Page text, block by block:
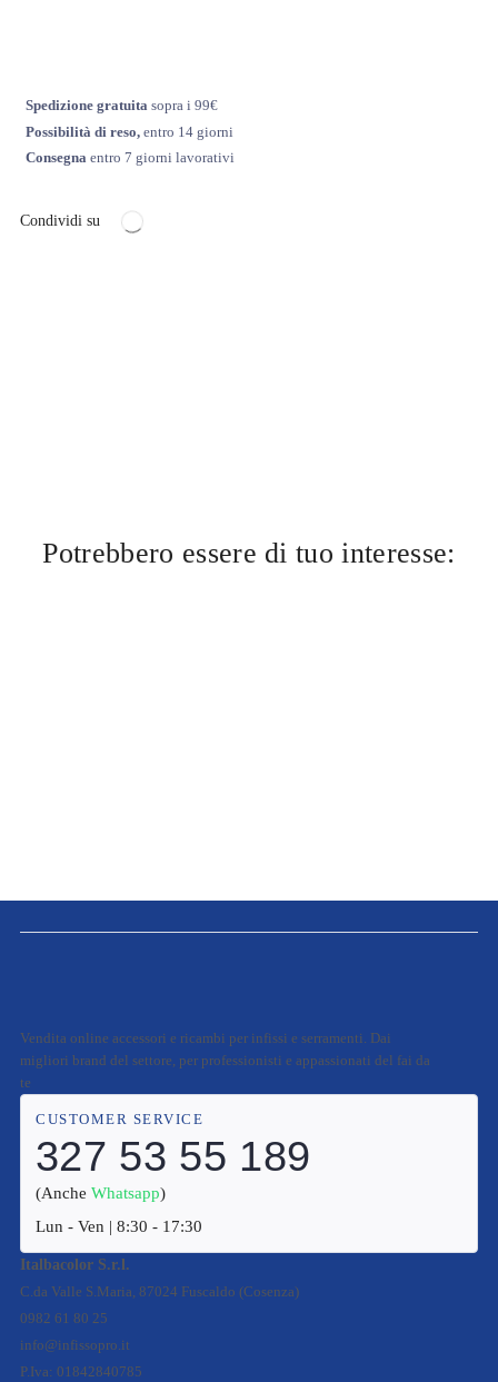
Spedizione gratuita sopra i 99€
Possibilità di reso, entro 14 giorni
Consegna entro 7 giorni lavorativi
Condividi su
Potrebbero essere di tuo interesse:
Vendita online accessori e ricambi per infissi e serramenti. Dai
migliori brand del settore, per professionisti e appassionati del fai da
te
CUSTOMER SERVICE
327 53 55 189
(AncheWhatsapp)
Lun - Ven | 8:30 - 17:30
Italbacolor S.r.l.
C.da Valle S.Maria, 87024 Fuscaldo (Cosenza)
0982 61 80 25
info@infissopro.it
P.Iva: 01842840785